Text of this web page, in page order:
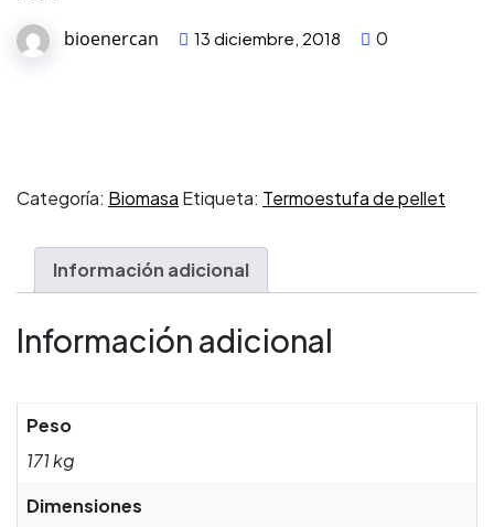
bioenercan 13 diciembre, 2018 0
Categoría: Biomasa Etiqueta: Termoestufa de pellet
Información adicional
Información adicional
Peso
171 kg
Dimensiones